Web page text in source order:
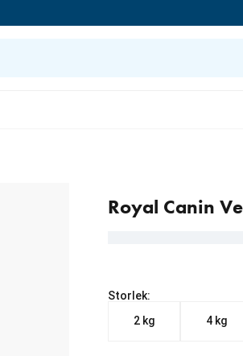
Royal Canin
Storlek:
2 kg
4 kg